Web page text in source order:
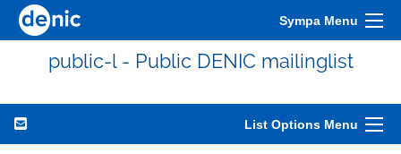
Sympa Menu
public-l - Public DENIC mailinglist
List Options Menu